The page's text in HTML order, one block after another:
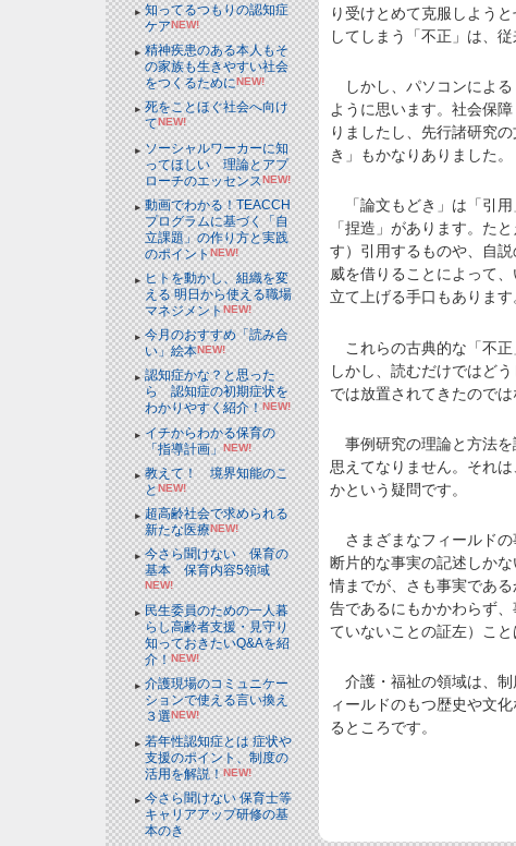
知ってるつもりの認知症
ケアNEW!
精神疾患のある本人もそ
の家族も生きやすい社会
をつくるためにNEW!
死をことほぐ社会へ向け
てNEW!
ソーシャルワーカーに知
ってほしい 理論とアプ
ローチのエッセンスNEW!
動画でわかる！TEACCH
プログラムに基づく「自
立課題」の作り方と実践
のポイントNEW!
ヒトを動かし、組織を変
える 明日から使える職場
マネジメントNEW!
今月のおすすめ「読み合
い」絵本NEW!
認知症かな？と思った
ら 認知症の初期症状を
わかりやすく紹介！NEW!
イチからわかる保育の
「指導計画」NEW!
教えて！ 境界知能のこ
とNEW!
超高齢社会で求められる
新たな医療NEW!
今さら聞けない 保育の
基本 保育内容5領域
NEW!
民生委員のための一人暮
らし高齢者支援・見守り
知っておきたいQ&Aを紹
介！NEW!
介護現場のコミュニケー
ションで使える言い換え
３選NEW!
若年性認知症とは 症状や
支援のポイント、制度の
活用を解説！NEW!
今さら聞けない 保育士等
キャリアアップ研修の基
本のき
り受けとめて克服しよう
してしまう「不正」は、
しかし、パソコンによる
ように思います。社会保
りましたし、先行諸研究
き」もかなりありました。
「論文もどき」は「引用
「捏造」があります。た
す）引用するものや、自
威を借りることによって
立て上げる手口もあります
これらの古典的な「不正
しかし、読むだけではど
では放置されてきたのでは
事例研究の理論と方法を
思えてなりません。それ
かという疑問です。
さまざまなフィールドの
断片的な事実の記述しか
情までが、さも事実であ
告であるにもかかわらず
ていないことの証左）こと
介護・福祉の領域は、制
ィールドのもつ歴史や文
るところです。